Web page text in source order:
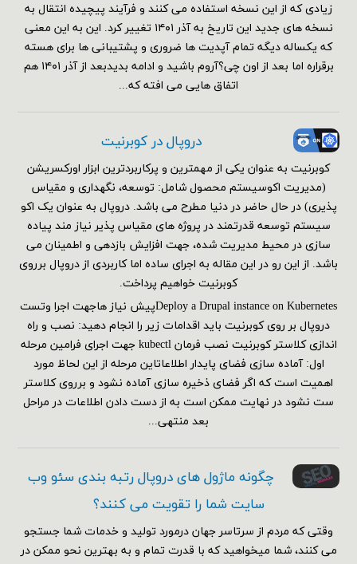
زیادی که از این نسخه استفاده می کنند و فرآیند پیچیده انتقال به
نسخه های جدید این تاریخ به آذر ۱۴۰۱ تغییر کرد. این به این معنی
که یکساله دیگه تمام آپدیت ها ضروری و پشتیبانی ها برای هسته
برقراره اما بعد از اون چی؟آروم باشید و ادامه بدیدبعد از آذر ۱۴۰۱ هم
اتفاق هایی می افته که...
دروپال در کوبرنیت
کوبرنیت به عنوان یکی از مهمترین و پرکاربردترین ابزار اورکسریشن
(مدیریت اکوسیستم محصول شامل: توسعه، نگهداری و مقیاس
پذیری) در حال حاضر در دنیا مطرح می باشد. دروپال به عنوان یک اکو
سیستم توسعه قدرتمند در پروژه های مقیاس پذیر نیاز مند پیاده
سازی در محیط مدیریت شده، جهت افزایش بازدهی و اطمینان می
باشد. از این رو در این مقاله به اجرای ساده اما کاربردی از دروپال برروی
کوبرنیت خواهیم پرداخت.
Deploy a Drupal instance on Kubernetesپیش نیاز هاجهت اجرا وتست
دروپال بر روی کوبرنیت باید اقدامات زیر را انجام دهید: نصب و راه
اندازی کلاستر کوبرنیت نصب فرمان kubectl جهت اجرای فرامین مرحله
اول: آماده سازی فضای پایدار اطلاعاتاین مرحله از این لحاظ مورد
اهمیت است که اگر فضای ذخیره سازی آماده نشود و برروی کلاستر
ست نشود در نهایت ممکن است به از دست دادن اطلاعات در مراحل
بعد منتهی...
چگونه ماژول های دروپال رتبه بندی سئو وب
سایت شما را تقویت می کنند؟
وقتی که مردم از سرتاسر جهان درمورد تولید و خدمات شما جستجو
می کنند، شما میخواهید که با قدرت تمام و به بهترین نحو ممکن در